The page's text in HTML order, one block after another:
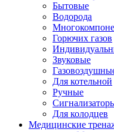
Бытовые
Водорода
Горючих газов
Звуковые
Для котельной
Ручные
Для колодцев
Медицинские